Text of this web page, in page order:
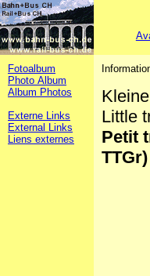
Fotoalbum
Photo Album
Album Photos
Externe Links
External Links
Liens externes
Little
Petit
TTGr)